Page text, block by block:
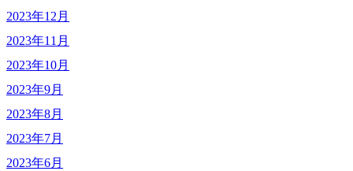
2023年12月
2023年11月
2023年10月
2023年9月
2023年8月
2023年7月
2023年6月